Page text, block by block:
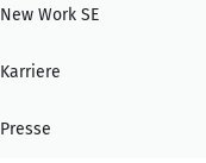
New Work SE
Karriere
Presse